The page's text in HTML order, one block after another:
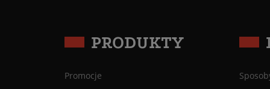
PRODUKTY
Promocje